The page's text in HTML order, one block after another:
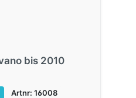
bis 2010
Artnr: 16008